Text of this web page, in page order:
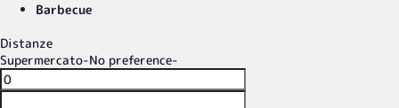
Barbecue
Distanze
Supermercato-No preference-